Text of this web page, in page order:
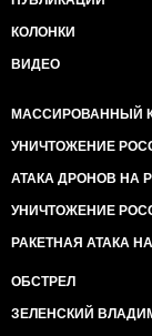
КОЛОНКИ
ВИДЕО
МАССИРОВАННЫЙ
УНИЧТОЖЕНИЕ
АТАКА ДРОНОВ НА
УНИЧТОЖЕНИЕ
РАКЕТНАЯ АТАКА
ОБСТРЕЛ
ЗЕЛЕНСКИЙ